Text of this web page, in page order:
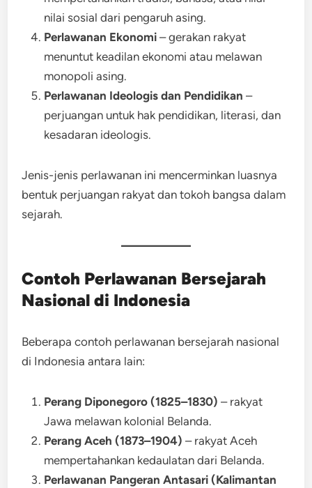
nilai sosial dari pengaruh asing.
Perlawanan Ekonomi – gerakan rakyat
menuntut keadilan ekonomi atau melawan
monopoli asing.
Perlawanan Ideologis dan Pendidikan –
perjuangan untuk hak pendidikan, literasi, dan
kesadaran ideologis.
Jenis-jenis perlawanan ini mencerminkan luasnya
bentuk perjuangan rakyat dan tokoh bangsa dalam
sejarah.
Contoh Perlawanan Bersejarah
Nasional di Indonesia
Beberapa contoh perlawanan bersejarah nasional
di Indonesia antara lain:
Perang Diponegoro (1825–1830) – rakyat
Jawa melawan kolonial Belanda.
Perang Aceh (1873–1904) – rakyat Aceh
mempertahankan kedaulatan dari Belanda.
Perlawanan Pangeran Antasari (Kalimantan